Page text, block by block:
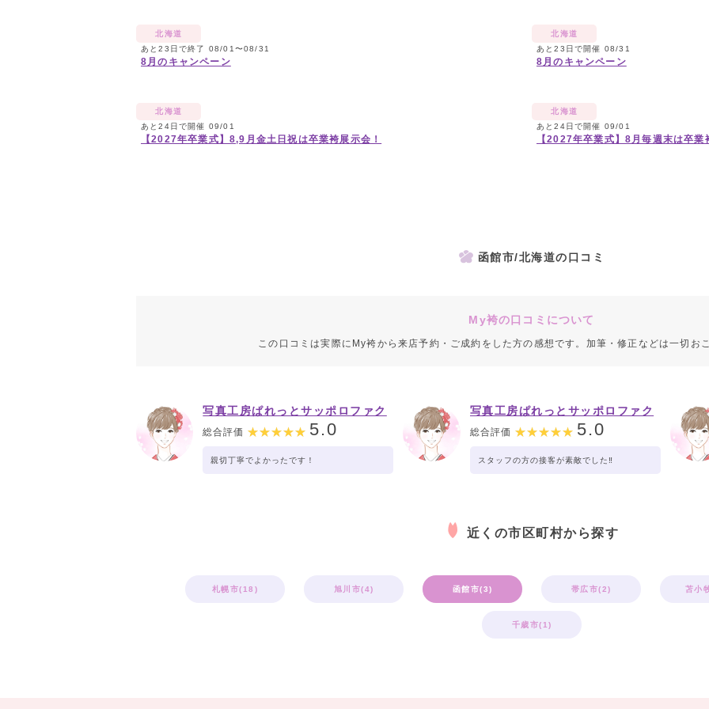
北海道
あと23日で終了 08/01〜08/31
8月のキャンペーン
北海道
あと23日で開催 08/31
8月のキャンペーン
北海道
あと24日で開催 09/01
【2027年卒業式】8,9月金土日祝は卒業袴展示会！
北海道
あと24日で開催 09/01
【2027年卒業式】8月毎週末は卒業
函館市/北海道の口コミ
My袴の口コミについて
この口コミは実際にMy袴から来店予約・ご成約をした方の感想です。加筆・修正などは一切お
写真工房ぱれっとサッポロファク
総合評価 5.0
親切丁寧でよかったです！
写真工房ぱれっとサッポロファク
総合評価 5.0
スタッフの方の接客が素敵でした‼️
近くの市区町村から探す
札幌市(18) 旭川市(4) 函館市(3) 帯広市(2) 苫小
千歳市(1)